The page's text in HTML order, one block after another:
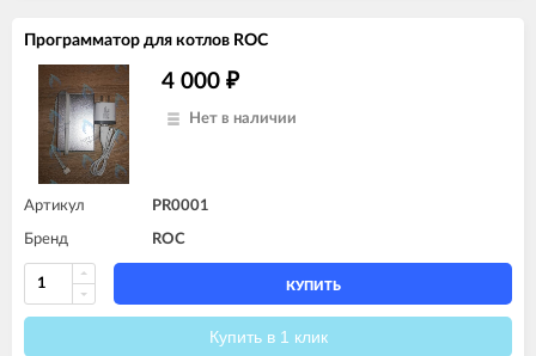
Программатор для котлов ROC
4 000 ₽
Нет в наличии
Артикул PR0001
Бренд ROC
КУПИТЬ
Купить в 1 клик